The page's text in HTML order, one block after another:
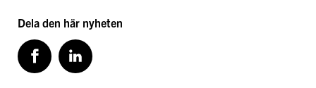
Dela den här nyheten